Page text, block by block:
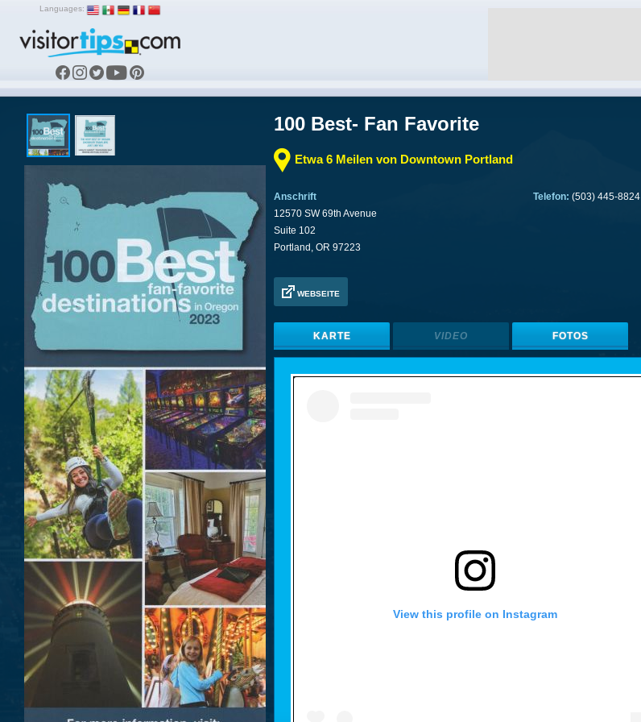
Languages:
100 Best- Fan Favorite
Etwa 6 Meilen von Downtown Portland
Anschrift
12570 SW 69th Avenue
Suite 102
Portland, OR 97223
Telefon: (503) 445-8824
WEBSEITE
KARTE VIDEO FOTOS
View this profile on Instagram